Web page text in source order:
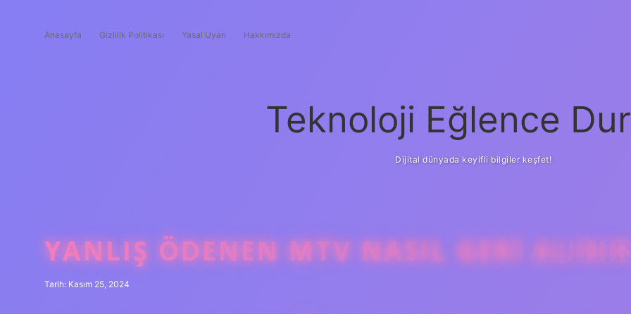
Anasayfa Gizlilik Politikası Yasal Uyarı Hakkımızda
Teknoloji Eğlence
Dijital dünyada keyifli bilgiler keşfet!
YANLIŞ ÖDENEN MTV NASIL GERI
Tarih: Kasım 25, 2024